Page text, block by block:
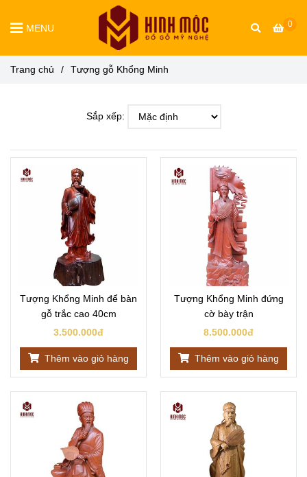
0
MENU
Trang chủ / Tượng gỗ Khổng Minh
Sắp xếp:
Tượng Khổng Minh để bàn
gỗ trắc cao 40cm
3.500.000đ
Thêm vào giỏ hàng
Tượng Khổng Minh đứng
cờ bày trận
8.500.000đ
Thêm vào giỏ hàng